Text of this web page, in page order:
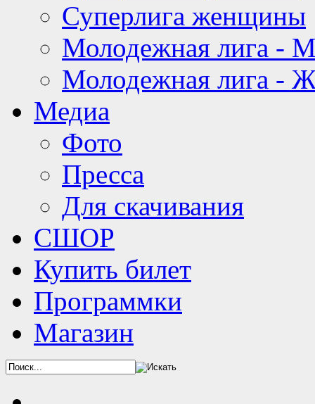
Суперлига женщины
Молодежная лига -
Молодежная лига -
Медиа
Фото
Пресса
Для скачивания
СШОР
Купить билет
Программки
Магазин